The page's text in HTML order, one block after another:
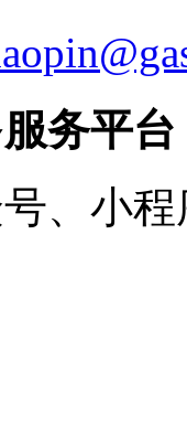
务平台
、小